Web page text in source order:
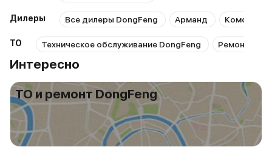
Дилеры Все дилеры DongFeng Арманд Комфорт
ТО Техническое обслуживание DongFeng Ремонт
Интересно
ТО и ремонт DongFeng